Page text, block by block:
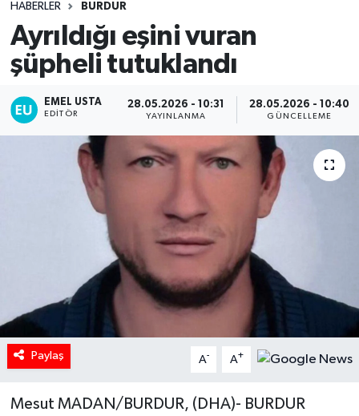
HABERLER BURDUR
Ayrıldığı eşini vuran
şüpheli tutuklandı
EMEL USTA
EDITÖR
28.05.2026 - 10:31
YAYINLANMA
28.05.2026 - 10:40
GÜNCELLEME
Paylaş A- A+
Mesut MADAN/BURDUR, (DHA)- BURDUR